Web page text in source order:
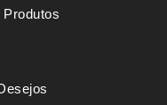
Produtos